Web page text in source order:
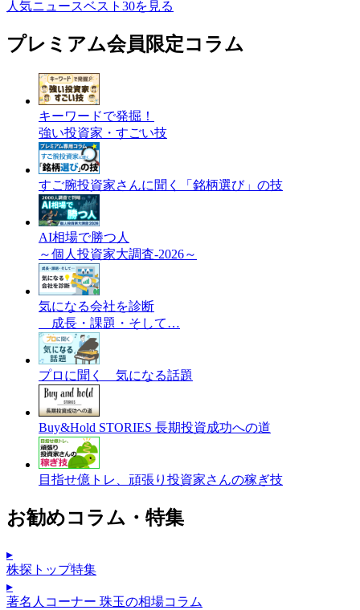
人気ニュースベスト30を見る
プレミアム会員限定コラム
キーワードで発掘！
強い投資家・すごい技
すご腕投資家さんに聞く「銘柄選び」の技
AI相場で勝つ人
～個人投資家大調査-2026～
気になる会社を診断
成長・課題・そして…
プロに聞く 気になる話題
Buy&Hold STORIES 長期投資成功への道
目指せ億トレ、頑張り投資家さんの稼ぎ技
お勧めコラム・特集
▸
株探トップ特集
▸
著名人コーナー 珠玉の相場コラム